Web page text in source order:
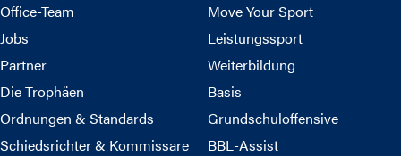
Office-Team
Jobs
Partner
Die Trophäen
Ordnungen & Standards
Schiedsrichter & Kommissare
Move Your Sport
Leistungssport
Weiterbildung
Basis
Grundschuloffensive
BBL-Assist